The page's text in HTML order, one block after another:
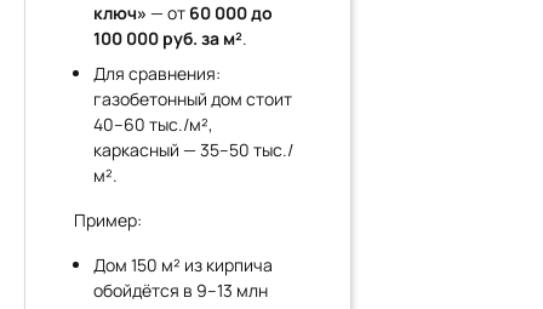
ключ» — от 60 000 до
100 000 руб. за м².
Для сравнения:
газобетонный дом стоит
40–60 тыс./м²,
каркасный — 35–50 тыс./
м².
Пример:
Дом 150 м² из кирпича
обойдётся в 9–13 млн